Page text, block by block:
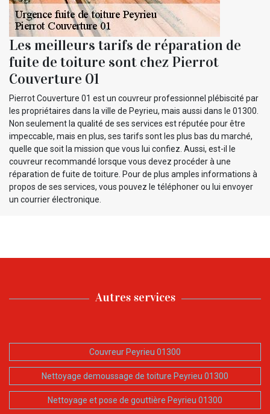
Les meilleurs tarifs de réparation de
fuite de toiture sont chez Pierrot
Couverture 01
Pierrot Couverture 01 est un couvreur professionnel plébiscité par
les propriétaires dans la ville de Peyrieu, mais aussi dans le 01300.
Non seulement la qualité de ses services est réputée pour être
impeccable, mais en plus, ses tarifs sont les plus bas du marché,
quelle que soit la mission que vous lui confiez. Aussi, est-il le
couvreur recommandé lorsque vous devez procéder à une
réparation de fuite de toiture. Pour de plus amples informations à
propos de ses services, vous pouvez le téléphoner ou lui envoyer
un courrier électronique.
Autres services
Couvreur Peyrieu 01300
Nettoyage demoussage de toiture Peyrieu 01300
Nettoyage et pose de gouttière Peyrieu 01300